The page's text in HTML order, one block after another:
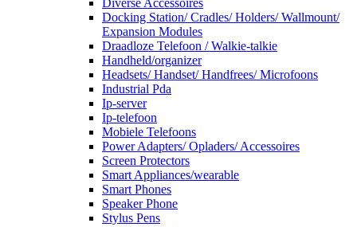
Docking Station/ Cradles/ Holders/ Wallmount/
Expansion Modules
Draadloze Telefoon / Walkie-talkie
Handheld/organizer
Headsets/ Handset/ Handfrees/ Microfoons
Industrial Pda
Ip-server
Ip-telefoon
Mobiele Telefoons
Power Adapters/ Opladers/ Accessoires
Screen Protectors
Smart Appliances/wearable
Smart Phones
Speaker Phone
Stylus Pens